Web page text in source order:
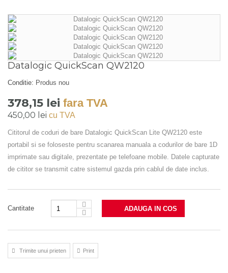
Datalogic QuickScan QW2120
Conditie: Produs nou
378,15 lei fara TVA
450,00 lei cu TVA
Cititorul de coduri de bare Datalogic QuickScan Lite QW2120 este
portabil si se foloseste pentru scanarea manuala a codurilor de bare 1D
imprimate sau digitale, prezentate pe telefoane mobile. Datele capturate
de cititor se transmit catre sistemul gazda prin cablul de date inclus.
Cantitate ADAUGA IN COS
Trimite unui prieten Print